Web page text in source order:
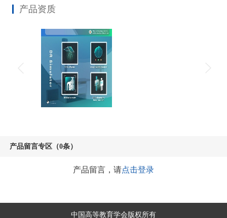
产品资质
产品留言专区（0条）
产品留言，请点击登录
中国高等教育学会版权所有